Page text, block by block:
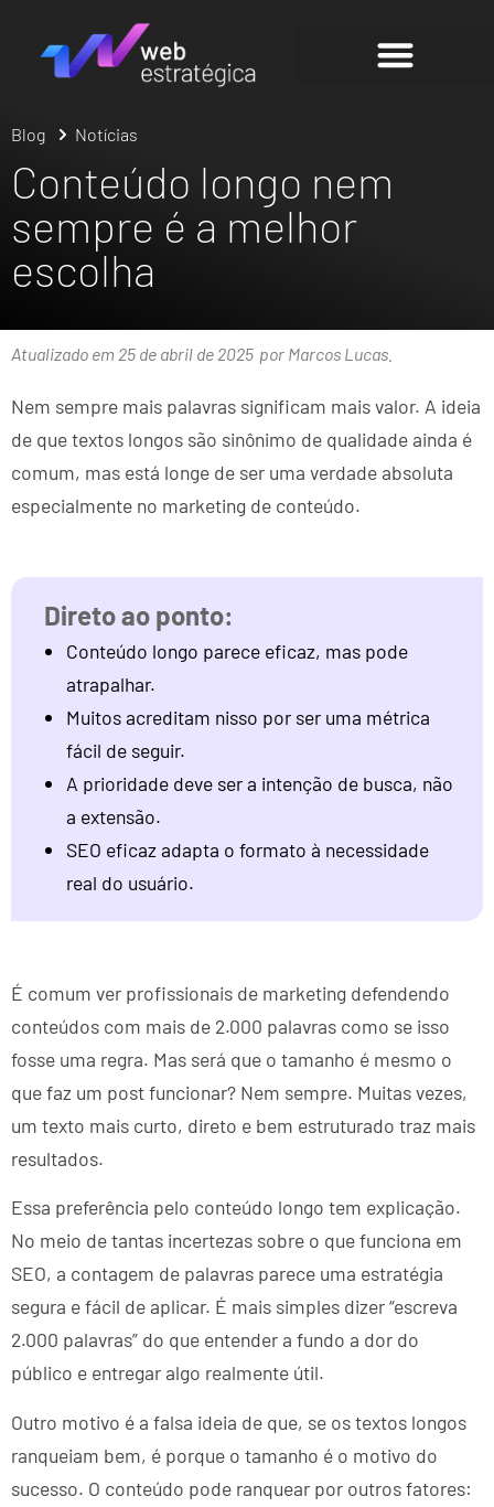
Blog Notícias
Conteúdo longo nem
sempre é a melhor
escolha
Atualizado em 25 de abril de 2025 por Marcos Lucas.
Nem sempre mais palavras significam mais valor. A ideia
de que textos longos são sinônimo de qualidade ainda é
comum, mas está longe de ser uma verdade absoluta
especialmente no marketing de conteúdo.
Conteúdo longo parece eficaz, mas pode
atrapalhar.
Muitos acreditam nisso por ser uma métrica
fácil de seguir.
A prioridade deve ser a intenção de busca, não
a extensão.
SEO eficaz adapta o formato à necessidade
real do usuário.
É comum ver profissionais de marketing defendendo
conteúdos com mais de 2.000 palavras como se isso
fosse uma regra. Mas será que o tamanho é mesmo o
que faz um post funcionar? Nem sempre. Muitas vezes,
um texto mais curto, direto e bem estruturado traz mais
resultados.
Essa preferência pelo conteúdo longo tem explicação.
No meio de tantas incertezas sobre o que funciona em
SEO, a contagem de palavras parece uma estratégia
segura e fácil de aplicar. É mais simples dizer “escreva
2.000 palavras” do que entender a fundo a dor do
público e entregar algo realmente útil.
Outro motivo é a falsa ideia de que, se os textos longos
ranqueiam bem, é porque o tamanho é o motivo do
sucesso. O conteúdo pode ranquear por outros fatores: